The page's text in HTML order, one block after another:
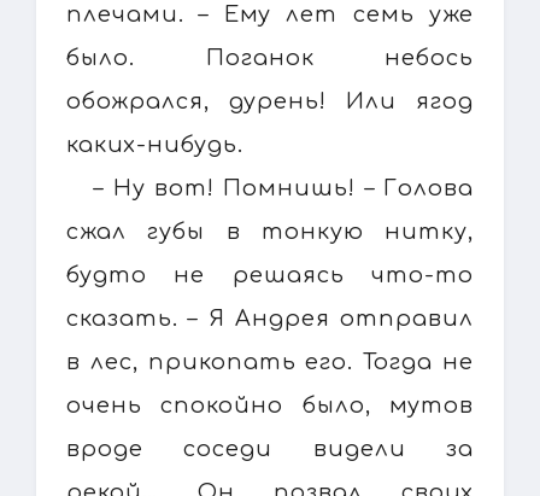
плечами. – Ему лет семь уже
было. Поганок небось
обожрался, дурень! Или ягод
каких-нибудь.
– Ну вот! Помнишь! – Голова
сжал губы в тонкую нитку,
будто не решаясь что-то
сказать. – Я Андрея отправил
в лес, прикопать его. Тогда не
очень спокойно было, мутов
вроде соседи видели за